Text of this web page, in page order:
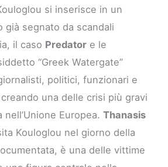
si inserisce in un
già segnato da scandali
il caso Predator e le
“Greek Watergate”
politici, funzionari e
una delle crisi più gravi
nell’Unione Europea.Thanasis
Kouloglou nel giorno della
è una delle vittime